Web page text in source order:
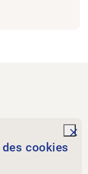
cookies